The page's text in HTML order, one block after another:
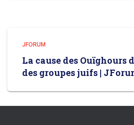
JFORUM
La cause des Ouïghours
des groupes juifs |